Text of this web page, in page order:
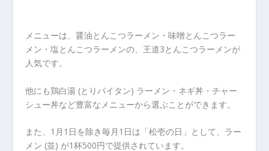
メニューは、醤油とんこつラーメン・味噌とんこつラー
メン・塩とんこつラーメンの、王道3とんこつラーメンが
人気です。
他にも鶏白湯 (とりパイタン) ラーメン・ネギ丼・チャー
シュー丼など豊富なメニューから選ぶことができます。
また、1月1日を除き毎月1日は「松壱の日」として、ラー
メン (並) が1杯500円で提供されています。